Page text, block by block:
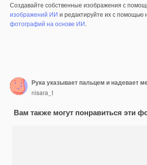
Создавайте собственные изображения с
изображений ИИ и редактируйте их с помощью
фотографий на основе ИИ.
nisara_t
Вам также могут понравиться эти